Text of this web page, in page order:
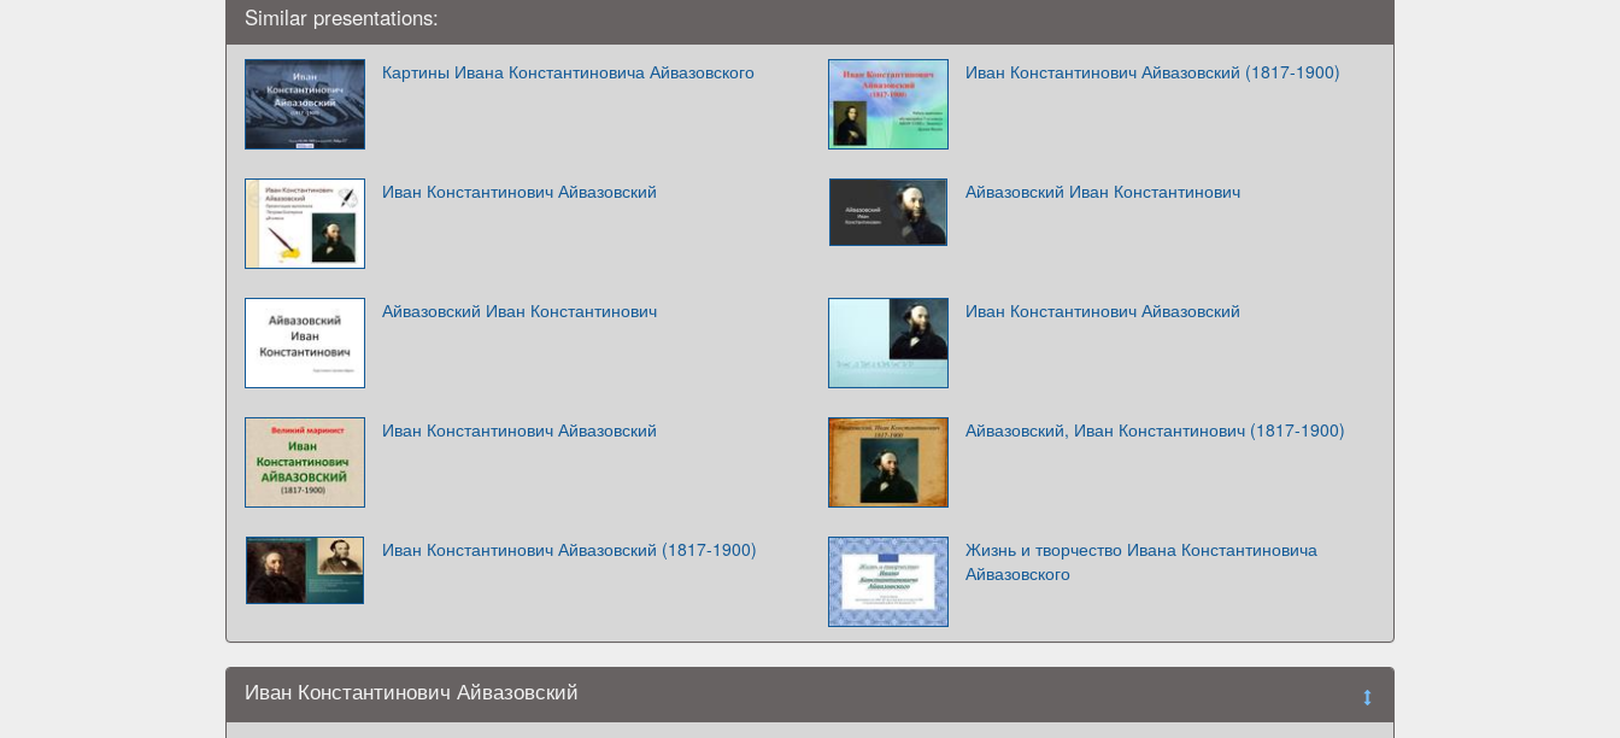
Similar presentations:
Картины Ивана Константиновича Айвазовского Иван Константинович Айвазовский (1817-1900)
Иван Константинович Айвазовский Айвазовский Иван Константинович
Айвазовский Иван Константинович Иван Константинович Айвазовский
Иван Константинович Айвазовский Айвазовский, Иван Константинович (1817-1900)
Иван Константинович Айвазовский (1817-1900)
Жизнь и творчество Ивана Константиновича
Айвазовского
Иван Константинович Айвазовский